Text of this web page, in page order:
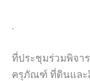
.
ที่ประชุมร่วมพิจา
ครุภัณฑ์ ที่ดินและ